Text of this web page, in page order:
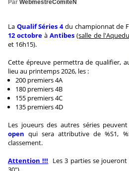
Par WebmestreComiteN
La Qualif Séries 4 du championnat de
12 octobre àAntibes (salle de
et 16h15).
Cette épreuve permettra de qualifier,
lieu au printemps 2026, les :
200 premiers 4A
180 premiers 4B
155 premiers 4C
135 premiers 4D
Les joueurs des autres séries
open qui sera attributive de %S1,
classement.
Attention !!!
Les 3 parties se